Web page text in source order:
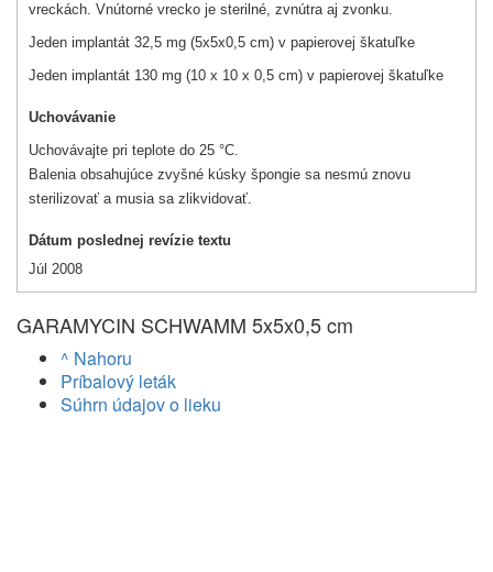
vreckách. Vnútorné vrecko je sterilné, zvnútra aj zvonku.
Jeden implantát 32,5 mg (5x5x0,5 cm) v papierovej škatuľke
Jeden implantát 130 mg (10 x 10 x 0,5 cm) v papierovej škatuľke
Uchovávanie
Uchovávajte pri teplote do 25 °C.
Balenia obsahujúce zvyšné kúsky špongie sa nesmú znovu
sterilizovať a musia sa zlikvidovať.
Dátum poslednej revízie textu
Júl 2008
GARAMYCIN SCHWAMM 5x5x0,5 cm
^ Nahoru
Príbalový leták
Súhrn údajov o lieku